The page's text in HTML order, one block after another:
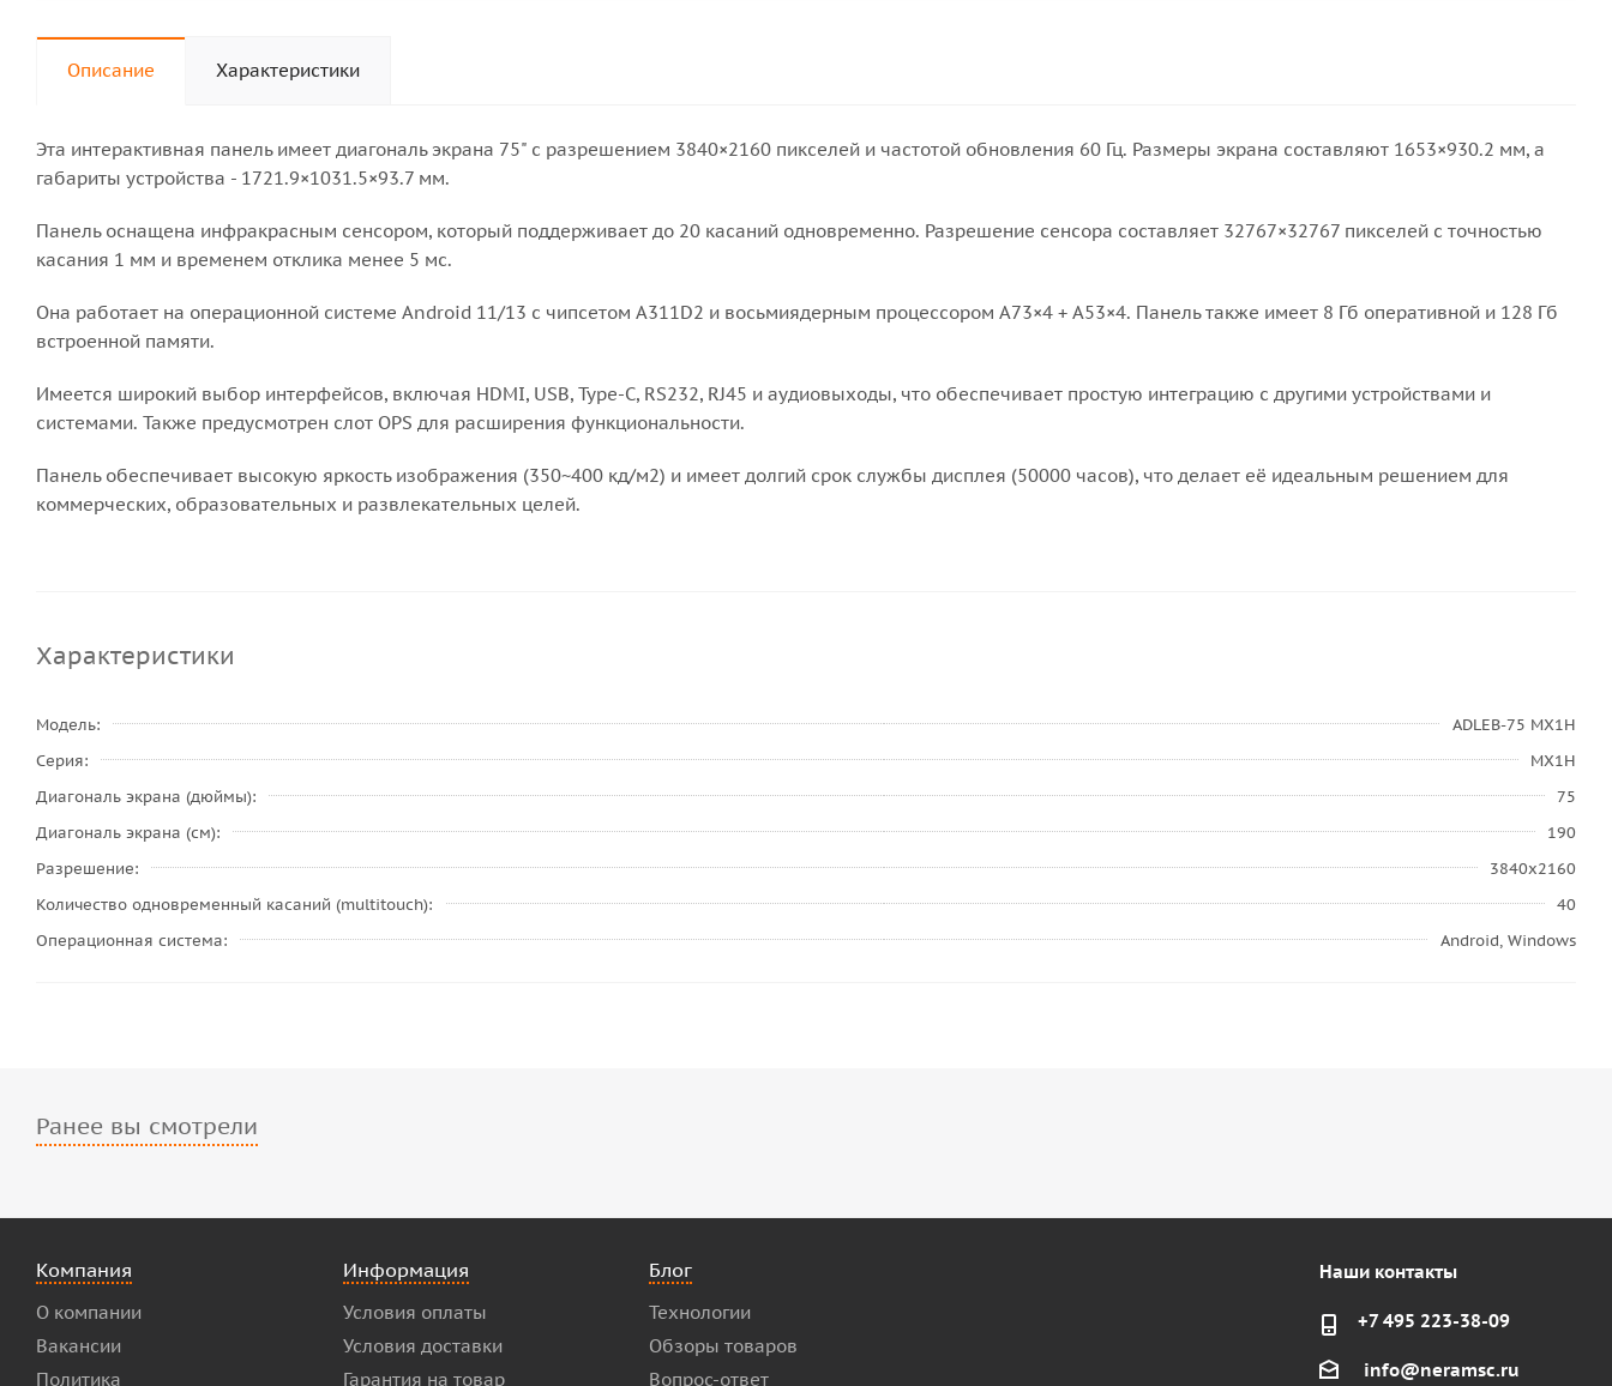
Описание Характеристики
Эта интерактивная панель имеет диагональ экрана 75" с разрешением 3840×2160 пикселей и частотой обновления 60 Гц. Размеры экрана составляют 1653×930.2 мм, а
габариты устройства - 1721.9×1031.5×93.7 мм.
Панель оснащена инфракрасным сенсором, который поддерживает до 20 касаний одновременно. Разрешение сенсора составляет 32767×32767 пикселей с точностью
касания 1 мм и временем отклика менее 5 мс.
Она работает на операционной системе Android 11/13 с чипсетом A311D2 и восьмиядерным процессором A73×4 + A53×4. Панель также имеет 8 Гб оперативной и 128 Гб
встроенной памяти.
Имеется широкий выбор интерфейсов, включая HDMI, USB, Type-C, RS232, RJ45 и аудиовыходы, что обеспечивает простую интеграцию с другими устройствами и
системами. Также предусмотрен слот OPS для расширения функциональности.
Панель обеспечивает высокую яркость изображения (350~400 кд/м2) и имеет долгий срок службы дисплея (50000 часов), что делает её идеальным решением для
коммерческих, образовательных и развлекательных целей.
Характеристики
Модель
ADLEB-75 MX1H
Серия
MX1H
Диагональ экрана (дюймы)
75
Диагональ экрана (см)
190
Разрешение
3840x2160
Количество одновременный касаний (multitouch)
40
Операционная система
Android, Windows
Ранее вы смотрели
Компания
О компании
Вакансии
Политика
Информация
Условия оплаты
Условия доставки
Гарантия на товар
Блог
Технологии
Обзоры товаров
Вопрос-ответ
Наши контакты
+7 495 223-38-09
info@neramsc.ru